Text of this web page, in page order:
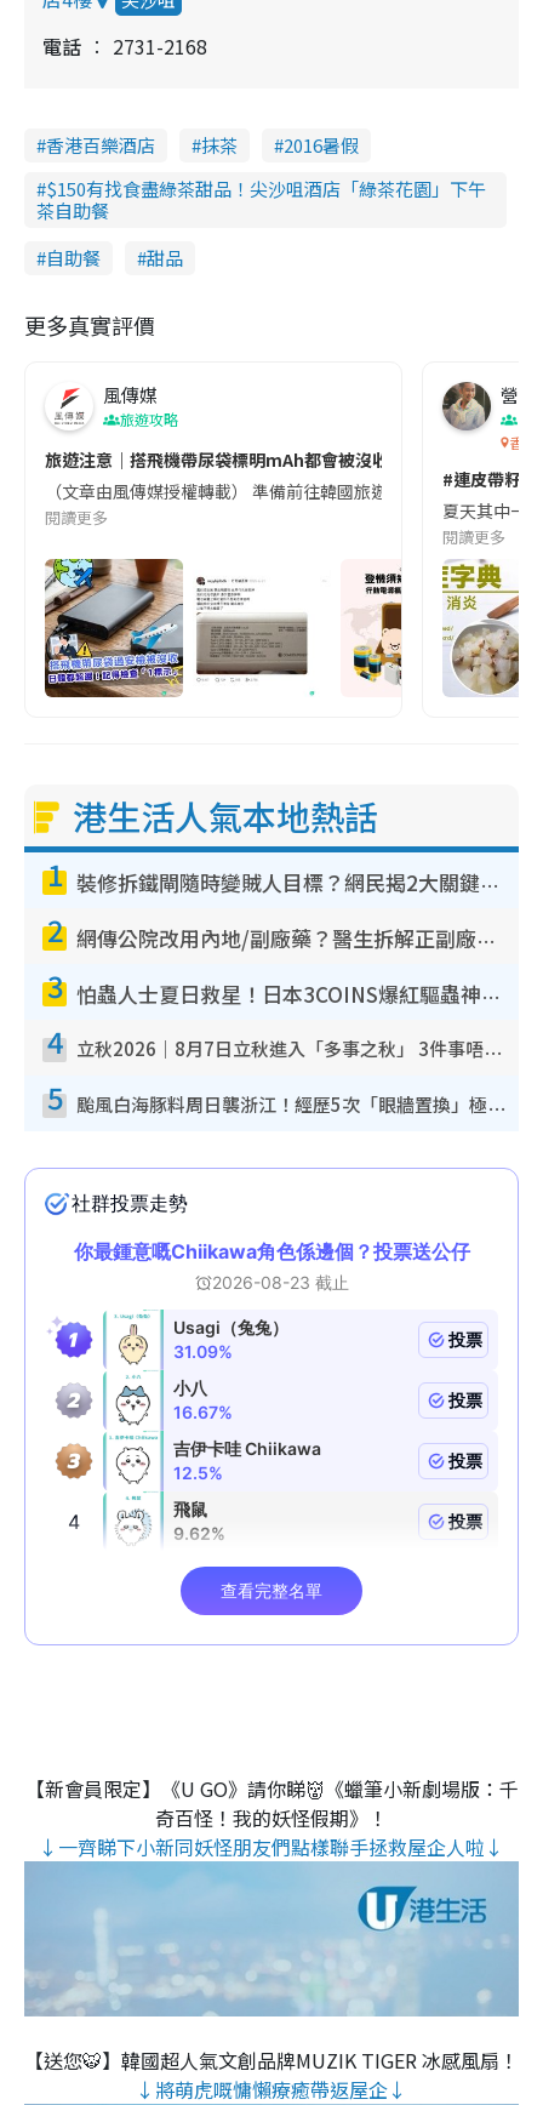
電話 2731-2168
香港百樂酒店 抹茶
2016暑假
$150有找食盡綠茶甜品！尖沙咀酒店「綠茶花園」下午
茶自助餐
自助餐
甜品
更多真實評價
風傳媒
旅遊攻略
旅遊注意｜搭飛機帶尿袋標明mAh都會被沒收😱出發前切記檢查
（文章由風傳媒授權轉載） 準備前往韓國旅遊的民眾，近期要
閱讀更多
營養
香港
#連皮帶籽
夏天其中一
閱讀更多
港生活人氣本地熱話
1 裝修拆鐵閘隨時變賊人目標？網民揭2大關鍵用途：裝新式等於白裝？附新舊鐵閘分別
2 網傳公院改用內地/副廠藥？醫生拆解正副廠分別 揭4類人換藥隨時出事
3 怕蟲人士夏日救星！日本3COINS爆紅驅蟲神器$45起 1招「全程免觸碰」輕鬆搞定小強
4 立秋2026｜8月7日立秋進入「多事之秋」 3件事唔做得！專家教6招開運 清枱頭／銀包納氣接好運
5 颱風白海豚料周日襲浙江！經歷5次「眼牆置換」極罕見 成登陸內地最長途颱風
【新會員限定】《U GO》請你睇👹《蠟筆小新劇場版：千
奇百怪！我的妖怪假期》！
↓一齊睇下小新同妖怪朋友們點樣聯手拯救屋企人啦↓
【送您🐯】韓國超人氣文創品牌MUZIK TIGER 冰感風扇！
↓將萌虎嘅慵懶療癒帶返屋企↓